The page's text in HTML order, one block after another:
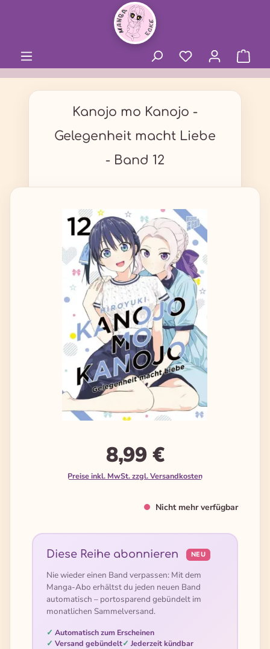
Kanojo mo Kanojo -
Gelegenheit macht Liebe
- Band 12
Bildergalerie überspringen
8,99 €
Preise inkl. MwSt. zzgl. Versandkosten
Nicht mehr verfügbar
Diese Reihe abonnieren NEU
Nie wieder einen Band verpassen: Mit dem
Manga-Abo erhältst du jeden neuen Band
automatisch – portosparend gebündelt im
monatlichen Sammelversand.
Automatisch zum Erscheinen
Versand gebündelt
Jederzeit kündbar